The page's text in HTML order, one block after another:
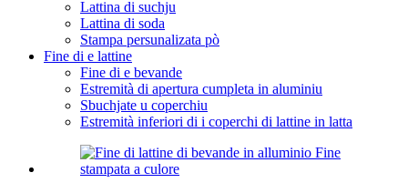
Lattina di suchju
Lattina di soda
Stampa persunalizata pò
Fine di e lattine
Fine di e bevande
Estremità di apertura cumpleta in aluminiu
Sbuchjate u coperchiu
Estremità inferiori di i coperchi di lattine in latta